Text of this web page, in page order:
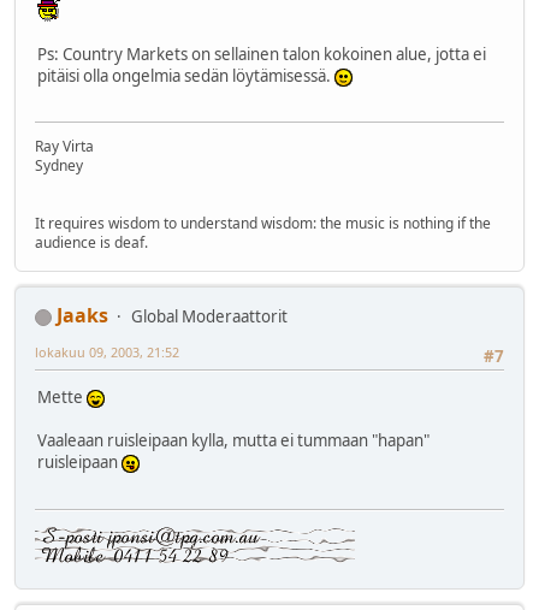
Ps: Country Markets on sellainen talon kokoinen alue, jotta ei
pitäisi olla ongelmia sedän löytämisessä.
Ray Virta
Sydney
It requires wisdom to understand wisdom: the music is nothing if the
audience is deaf.
Jaaks
Global Moderaattorit
#7
lokakuu 09, 2003, 21:52
Mette
Vaaleaan ruisleipaan kylla, mutta ei tummaan "hapan"
ruisleipaan